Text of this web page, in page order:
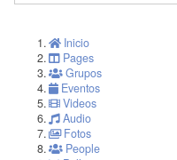
Inicio
Pages
Grupos
Eventos
Videos
Audio
Fotos
People